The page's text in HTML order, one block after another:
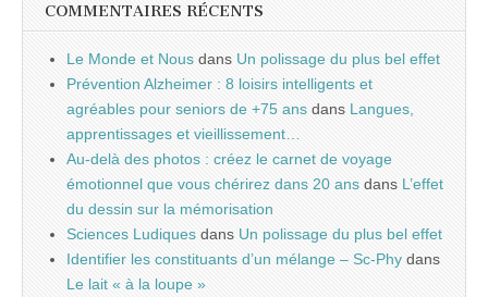
COMMENTAIRES RÉCENTS
Le Monde et Nous dans Un polissage du plus bel effet
Prévention Alzheimer : 8 loisirs intelligents et
agréables pour seniors de +75 ans dans Langues,
apprentissages et vieillissement…
Au-delà des photos : créez le carnet de voyage
émotionnel que vous chérirez dans 20 ans dans L’effet
du dessin sur la mémorisation
Sciences Ludiques dans Un polissage du plus bel effet
Identifier les constituants d’un mélange – Sc-Phy dans
Le lait « à la loupe »